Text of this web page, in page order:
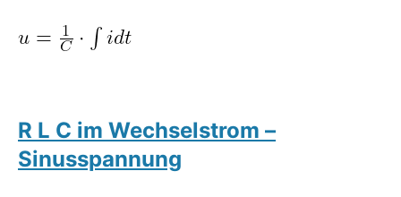
R L C im Wechselstrom –
Sinusspannung